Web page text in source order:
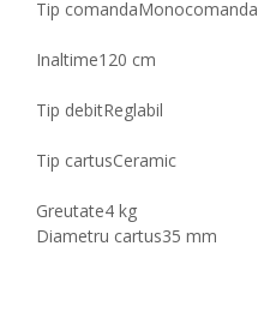
Tip comandaMonocomanda
Inaltime120 cm
Tip debitReglabil
Tip cartusCeramic
Greutate4 kg
Diametru cartus35 mm